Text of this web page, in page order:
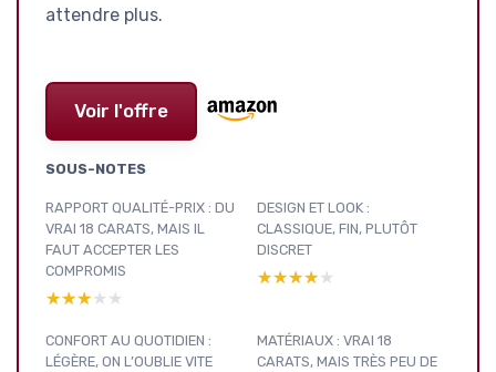
attendre plus.
Voir l'offre
SOUS-NOTES
RAPPORT QUALITÉ-PRIX : DU
VRAI 18 CARATS, MAIS IL
FAUT ACCEPTER LES
COMPROMIS
★★★★★
★★★★★
DESIGN ET LOOK :
CLASSIQUE, FIN, PLUTÔT
DISCRET
★★★★★
★★★★★
CONFORT AU QUOTIDIEN :
LÉGÈRE, ON L’OUBLIE VITE
MATÉRIAUX : VRAI 18
CARATS, MAIS TRÈS PEU DE